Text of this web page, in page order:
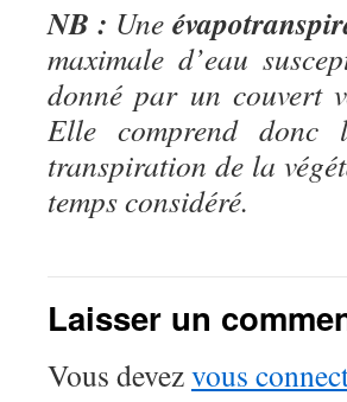
NB : Une
maximale d’eau
donné par un couvert
Elle comprend donc
transpiration de la
temps considéré.
Laisser un
Vous devezvous